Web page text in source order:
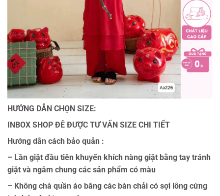
HƯỚNG DẪN CHỌN SIZE:
INBOX SHOP ĐÊ ĐƯỢC TƯ VẤN SIZE CHI TIẾT
Hướng dẫn cách bảo quản :
– Lần giặt đầu tiên khuyến khích nàng giặt bằng tay tránh
giặt và ngâm chung các sản phẩm có màu
– Không chà quần áo bằng các bàn chải có sợi lông cứng